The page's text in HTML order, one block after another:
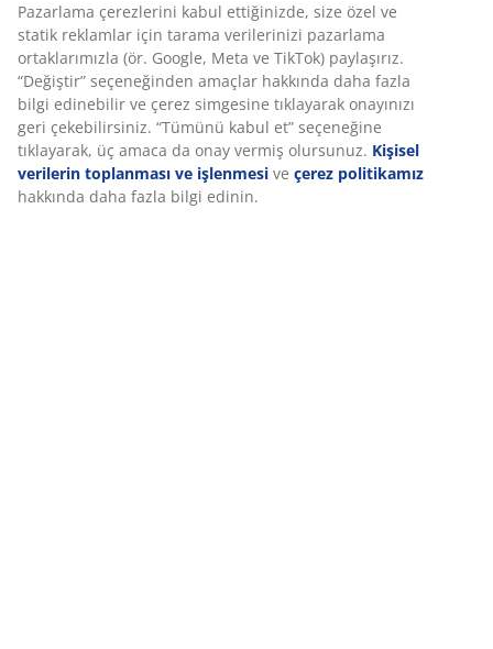
Pazarlama çerezlerini kabul ettiğinizde, size özel ve
statik reklamlar için tarama verilerinizi pazarlama
ortaklarımızla (ör. Google, Meta ve TikTok) paylaşırız.
“Değiştir” seçeneğinden amaçlar hakkında daha fazla
bilgi edinebilir ve çerez simgesine tıklayarak onayınızı
geri çekebilirsiniz. “Tümünü kabul et” seçeneğine
tıklayarak, üç amaca da onay vermiş olursunuz. Kişisel
verilerin toplanması ve işlenmesi ve çerez politikamız
hakkında daha fazla bilgi edinin.